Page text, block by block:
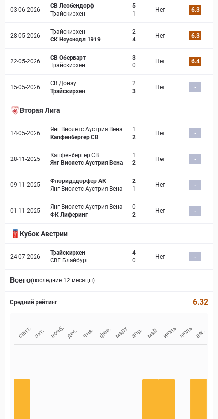
03-06-2026
СВ Леобендорф
Трайскирхен
5
1
Нет 6.3
28-05-2026
Трайскирхен
СК Неусиедл 1919
2
4
Нет 6.3
22-05-2026
СВ Оберварт
Трайскирхен
3
0
Нет 6.4
15-05-2026
СВ Донау
Трайскирхен
2
3
Нет -
Вторая Лига
14-05-2026
Янг Виолетс Аустрия Вена
Капфенбергер СВ
1
2
Нет -
28-11-2025
Капфенбергер СВ
Янг Виолетс Аустрия Вена
1
2
Нет -
09-11-2025
Флоридсдорфер АК
Янг Виолетс Аустрия Вена
2
1
Нет -
01-11-2025
Янг Виолетс Аустрия Вена
ФК Лиферинг
0
2
Нет -
Кубок Австрии
24-07-2026
Трайскирхен
СВГ Блайбург
4
0
Нет -
Всего(последние 12 месяцы)
Средний рейтинг 6.32